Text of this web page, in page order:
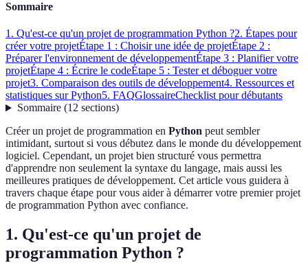
Sommaire
1. Qu'est-ce qu'un projet de programmation Python ?2. Étapes pour
créer votre projetÉtape 1 : Choisir une idée de projetÉtape 2 :
Préparer l'environnement de développementÉtape 3 : Planifier votre
projetÉtape 4 : Écrire le codeÉtape 5 : Tester et déboguer votre
projet3. Comparaison des outils de développement4. Ressources et
statistiques sur Python5. FAQGlossaireChecklist pour débutants
Sommaire(12 sections)
Créer un projet de programmation en Python peut sembler
intimidant, surtout si vous débutez dans le monde du développement
logiciel. Cependant, un projet bien structuré vous permettra
d'apprendre non seulement la syntaxe du langage, mais aussi les
meilleures pratiques de développement. Cet article vous guidera à
travers chaque étape pour vous aider à démarrer votre premier projet
de programmation Python avec confiance.
1. Qu'est-ce qu'un projet de
programmation Python ?